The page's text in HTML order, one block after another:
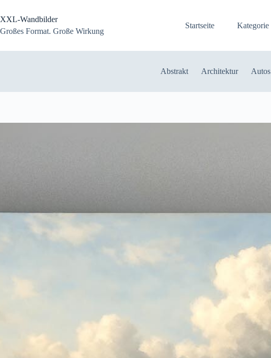
springen
XXL-Wandbilder
Großes Format. Große Wirkung
Startseite Kategorie
Abstrakt Architektur Autos